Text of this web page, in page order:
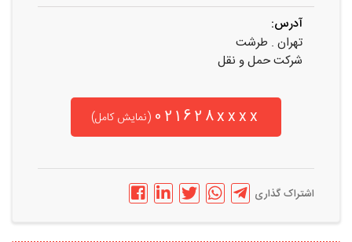
آدرس:
تهران . طرشت
شرکت حمل و نقل
021628xxxx (نمایش کامل)
اشتراک گذاری